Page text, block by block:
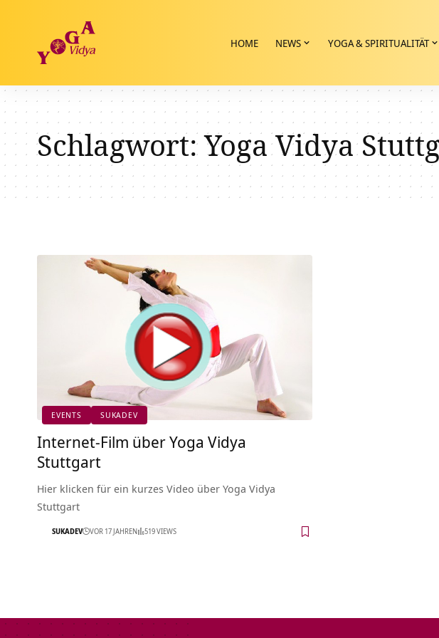
HOME NEWS YOGA & SPIRITUALITÄT
Schlagwort:Yoga Vidya
EVENTS SUKADEV
Internet-Film über Yoga Vidya
Stuttgart
Hier klicken für ein kurzes Video über Yoga Vidya
Stuttgart
SUKADEV VOR 17 JAHREN 519 VIEWS